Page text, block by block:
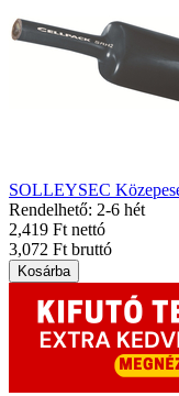
SOLLEYSEC
Rendelhető: 2-6 hét
2,419 Ft nettó
3,072 Ft bruttó
Kosárba